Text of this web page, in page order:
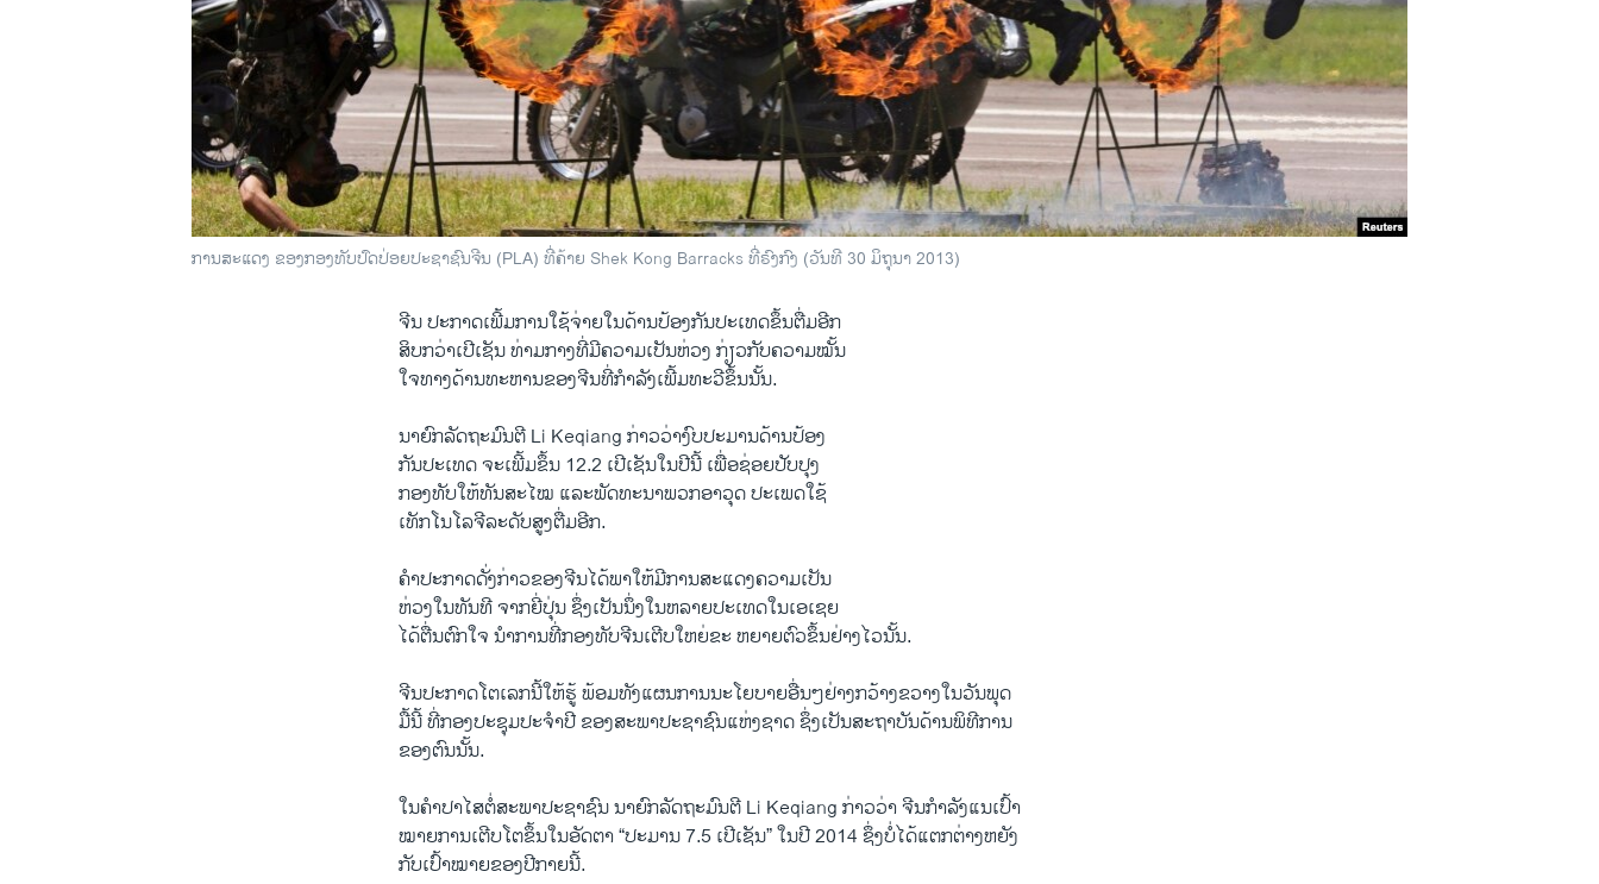
ການສະແດງ ຂອງກອງທັບປົດປ່ອຍປະຊາຊົນຈີນ (PLA) ທີ່ຄ້າຍ Shek Kong Barracks ທີ່ຣົງກົງ (ວັນທີ 30 ມິຖຸນາ 2013)
ຈີນ​ ປະກາດ​ເພີ້​ມການ​ໃຊ້​ຈ່າຍ​ໃນ​ດ້ານ​ປ້ອງ​ກັນ​ປະ​ເທດ​ຂຶ້ນ​ຕື່ມ​ອີກ
​ສິບ​ກວ່າ​ເປີ​ເຊັນ ທ່າມກາງ​ທີ່ມີຄວາມ​ເປັນ​ຫ່ວງ​ ກ່ຽວ​ກັບຄວາມໝັ້ນ
ໃຈທາງດ້ານ​ທະຫານຂອງຈີນ​ທີ່​ກຳລັງ​ເພີ້​ມທະວີຂຶ້ນ​ນັ້ນ.
ນາຍົກລັດຖະມົນຕີ Li Keqiang ກ່າວ​ວ່າງົບປະມານ​ດ້ານ​ປ້ອງ​
ກັນ​ປະ​ເທດ ​ຈະ​ເພີ້​ມຂຶ້ນ 12.2 ​ເປີ​ເຊັນ​ໃນ​ປີ​ນີ້ ​ເພື່ອ​ຊ່ອຍ​ປັບປຸງ
ກອງທັບ​ໃຫ້​ທັນ​ສະ​ໄໝ ​ແລະ​ພັດທະນາ​ພວກ​ອາວຸດ ​ປະເພດໃຊ້
ເທັກ​ໂນ​ໂລ​ຈີ​ລະດັບ​ສູງ​ຕື່ມ​ອີກ.
ຄຳ​ປະກາດ​ດັ່ງກ່າວ​ຂອງຈີນໄດ້ພາໃຫ້ມີການສະແດງຄວາມ​ເປັນ​
ຫ່ວງ​ໃນ​ທັນທີ ຈາກ​ຍີ່ປຸ່ນ ຊຶ່ງເປັນ​ນຶ່ງ​ໃນ​ຫລາຍປະ​ເທດໃນ​ເອ​ເຊຍ ​
ໄດ້​ຕື່ນ​ຕົກ​ໃຈ​ ນຳ​ການ​ທີ່​ກອງທັບ​ຈີນເຕີບໃຫຍ່ຂະ ຫຍາຍຕົວຂຶ້ນ​ຢ່າງໄວ​ນັ້ນ.
ຈີນ​ປະກາດ​ໂຕ​ເລກ​ນີ້​ໃຫ້​ຮູ້ ພ້ອມ​ທັງ​ແຜນການ​ນະ​ໂຍບາຍ​ອື່ນ​ໆຢ່າງ​ກວ້າງຂວາງ​ໃນ​ວັນ​ພຸດ
​ມື້​ນີ້ ທີ່​ກອງ​ປະຊຸມ​ປະຈຳ​ປີ​ ຂອງ​ສະພາ​ປະຊາຊົນ​ແຫ່ງ​ຊາດ​ ຊຶ່ງເປັນສະຖາບັນດ້ານພິທີການ
ຂອງ​ຕົນ​ນັ້ນ.
​ໃນ​ຄຳ​ປາ​ໄສ​ຕໍ່​ສະພາ​ປະຊາຊົນ ນາຍົກລັດຖະມົນຕີ Li Keqiang ກ່າວ​ວ່າ ຈີນກຳລັງ​ແນ​ເປົ້າ​
ໝາຍການ​ເຕີບ​ໂຕ​ຂຶ້ນ​ໃນ​ອັດຕາ “ປະມານ 7.5 ​ເປີ​ເຊັນ​” ໃນ​ປີ 2014 ຊຶ່ງ​ບໍ່​ໄດ້​ແຕກຕ່າງ​ຫຍັງ​
ກັບ​ເປົ້າ​ໝາຍ​ຂອງ​ປີ​ກາຍ​ນີ້.